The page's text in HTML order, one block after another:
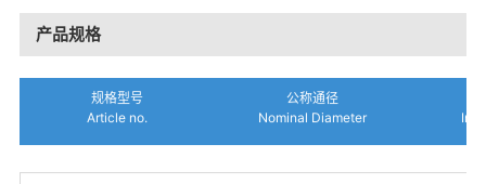
产品规格
规格型号
Article no.
公称通径
Nominal Diameter